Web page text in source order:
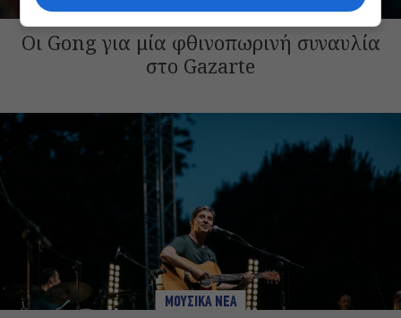
ΜΟΥΣΙΚΗ
Οι Gong για μία φθινοπωρινή συναυλία
στο Gazarte
ΜΟΥΣΙΚΑ ΝΕΑ